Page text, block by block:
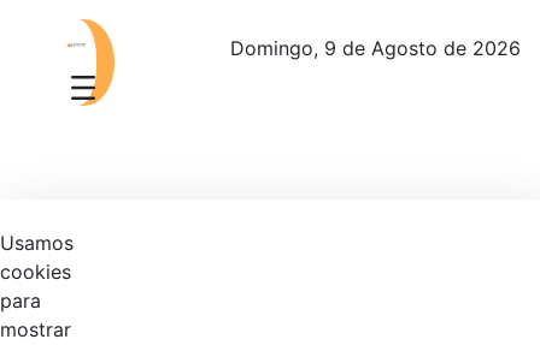
Domingo, 9 de Agosto de 2026
Manual de Identidad Visual Corporativa
Usamos
cookies
para
mostrar